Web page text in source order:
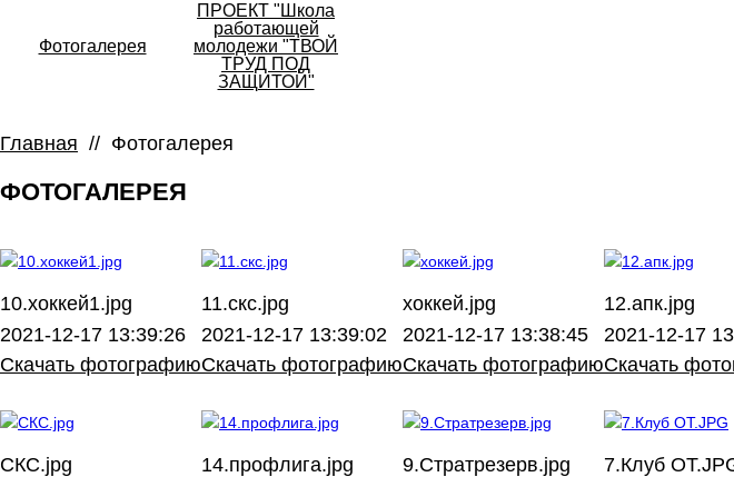
Фотогалерея
ПРОЕКТ "Школа
работающей
молодежи "ТВОЙ
ТРУД ПОД
ЗАЩИТОЙ"
Главная // Фотогалерея
ФОТОГАЛЕРЕЯ
10.хоккей1.jpg
2021-12-17 13:39:26
Скачать фотографию
11.скс.jpg
2021-12-17 13:39:02
Скачать фотографию
хоккей.jpg
2021-12-17 13:38:45
Скачать фотографию
12.апк.jpg
2021-12-17
Скачать
СКС.jpg
14.профлига.jpg
9.Стратрезерв.jpg
7.Клуб